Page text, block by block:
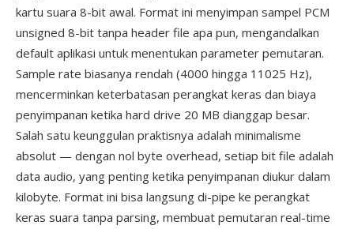
kartu suara 8-bit awal. Format ini menyimpan sampel PCM
unsigned 8-bit tanpa header file apa pun, mengandalkan
default aplikasi untuk menentukan parameter pemutaran.
Sample rate biasanya rendah (4000 hingga 11025 Hz),
mencerminkan keterbatasan perangkat keras dan biaya
penyimpanan ketika hard drive 20 MB dianggap besar.
Salah satu keunggulan praktisnya adalah minimalisme
absolut — dengan nol byte overhead, setiap bit file adalah
data audio, yang penting ketika penyimpanan diukur dalam
kilobyte. Format ini bisa langsung di-pipe ke perangkat
keras suara tanpa parsing, membuat pemutaran real-time